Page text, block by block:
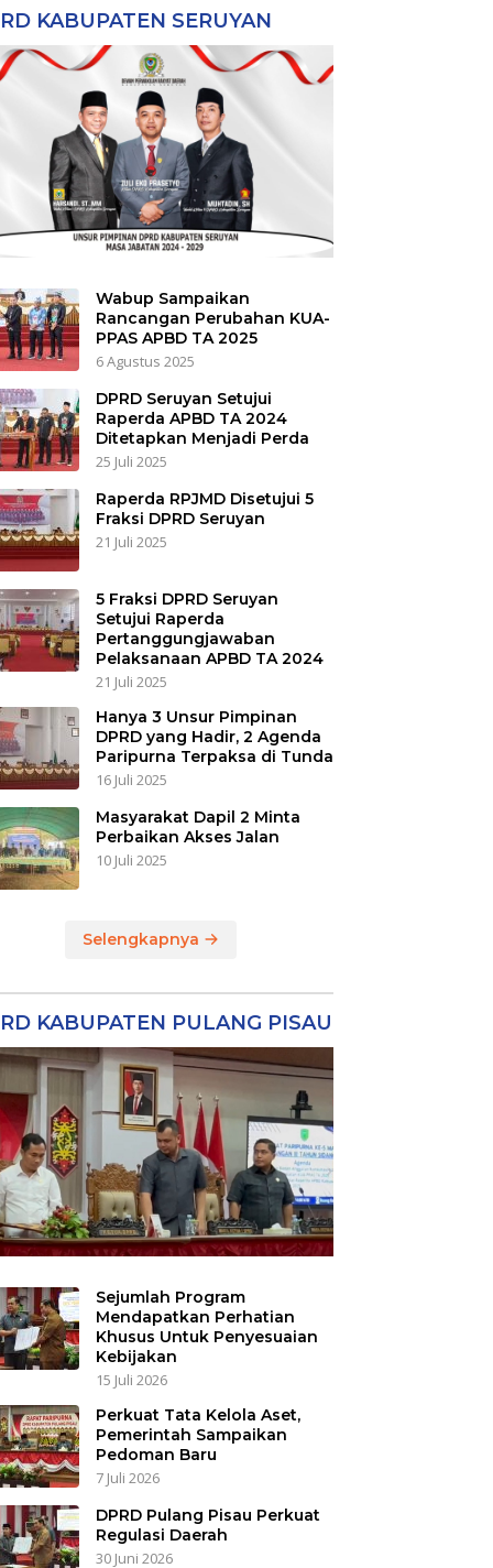
KABUPATEN SERUYAN
Wabup Sampaikan
Rancangan Perubahan KUA-
PPAS APBD TA 2025
6 Agustus 2025
DPRD Seruyan Setujui
Raperda APBD TA 2024
Ditetapkan Menjadi Perda
25 Juli 2025
Raperda RPJMD Disetujui 5
Fraksi DPRD Seruyan
21 Juli 2025
5 Fraksi DPRD Seruyan
Setujui Raperda
Pertanggungjawaban
Pelaksanaan APBD TA 2024
21 Juli 2025
Hanya 3 Unsur Pimpinan
DPRD yang Hadir, 2 Agenda
Paripurna Terpaksa di Tunda
16 Juli 2025
Masyarakat Dapil 2 Minta
Perbaikan Akses Jalan
10 Juli 2025
Selengkapnya
KABUPATEN PULANG PISAU
Sejumlah Program
Mendapatkan Perhatian
Khusus Untuk Penyesuaian
Kebijakan
15 Juli 2026
Perkuat Tata Kelola Aset,
Pemerintah Sampaikan
Pedoman Baru
7 Juli 2026
DPRD Pulang Pisau Perkuat
Regulasi Daerah
30 Juni 2026